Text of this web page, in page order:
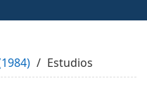
Estudios